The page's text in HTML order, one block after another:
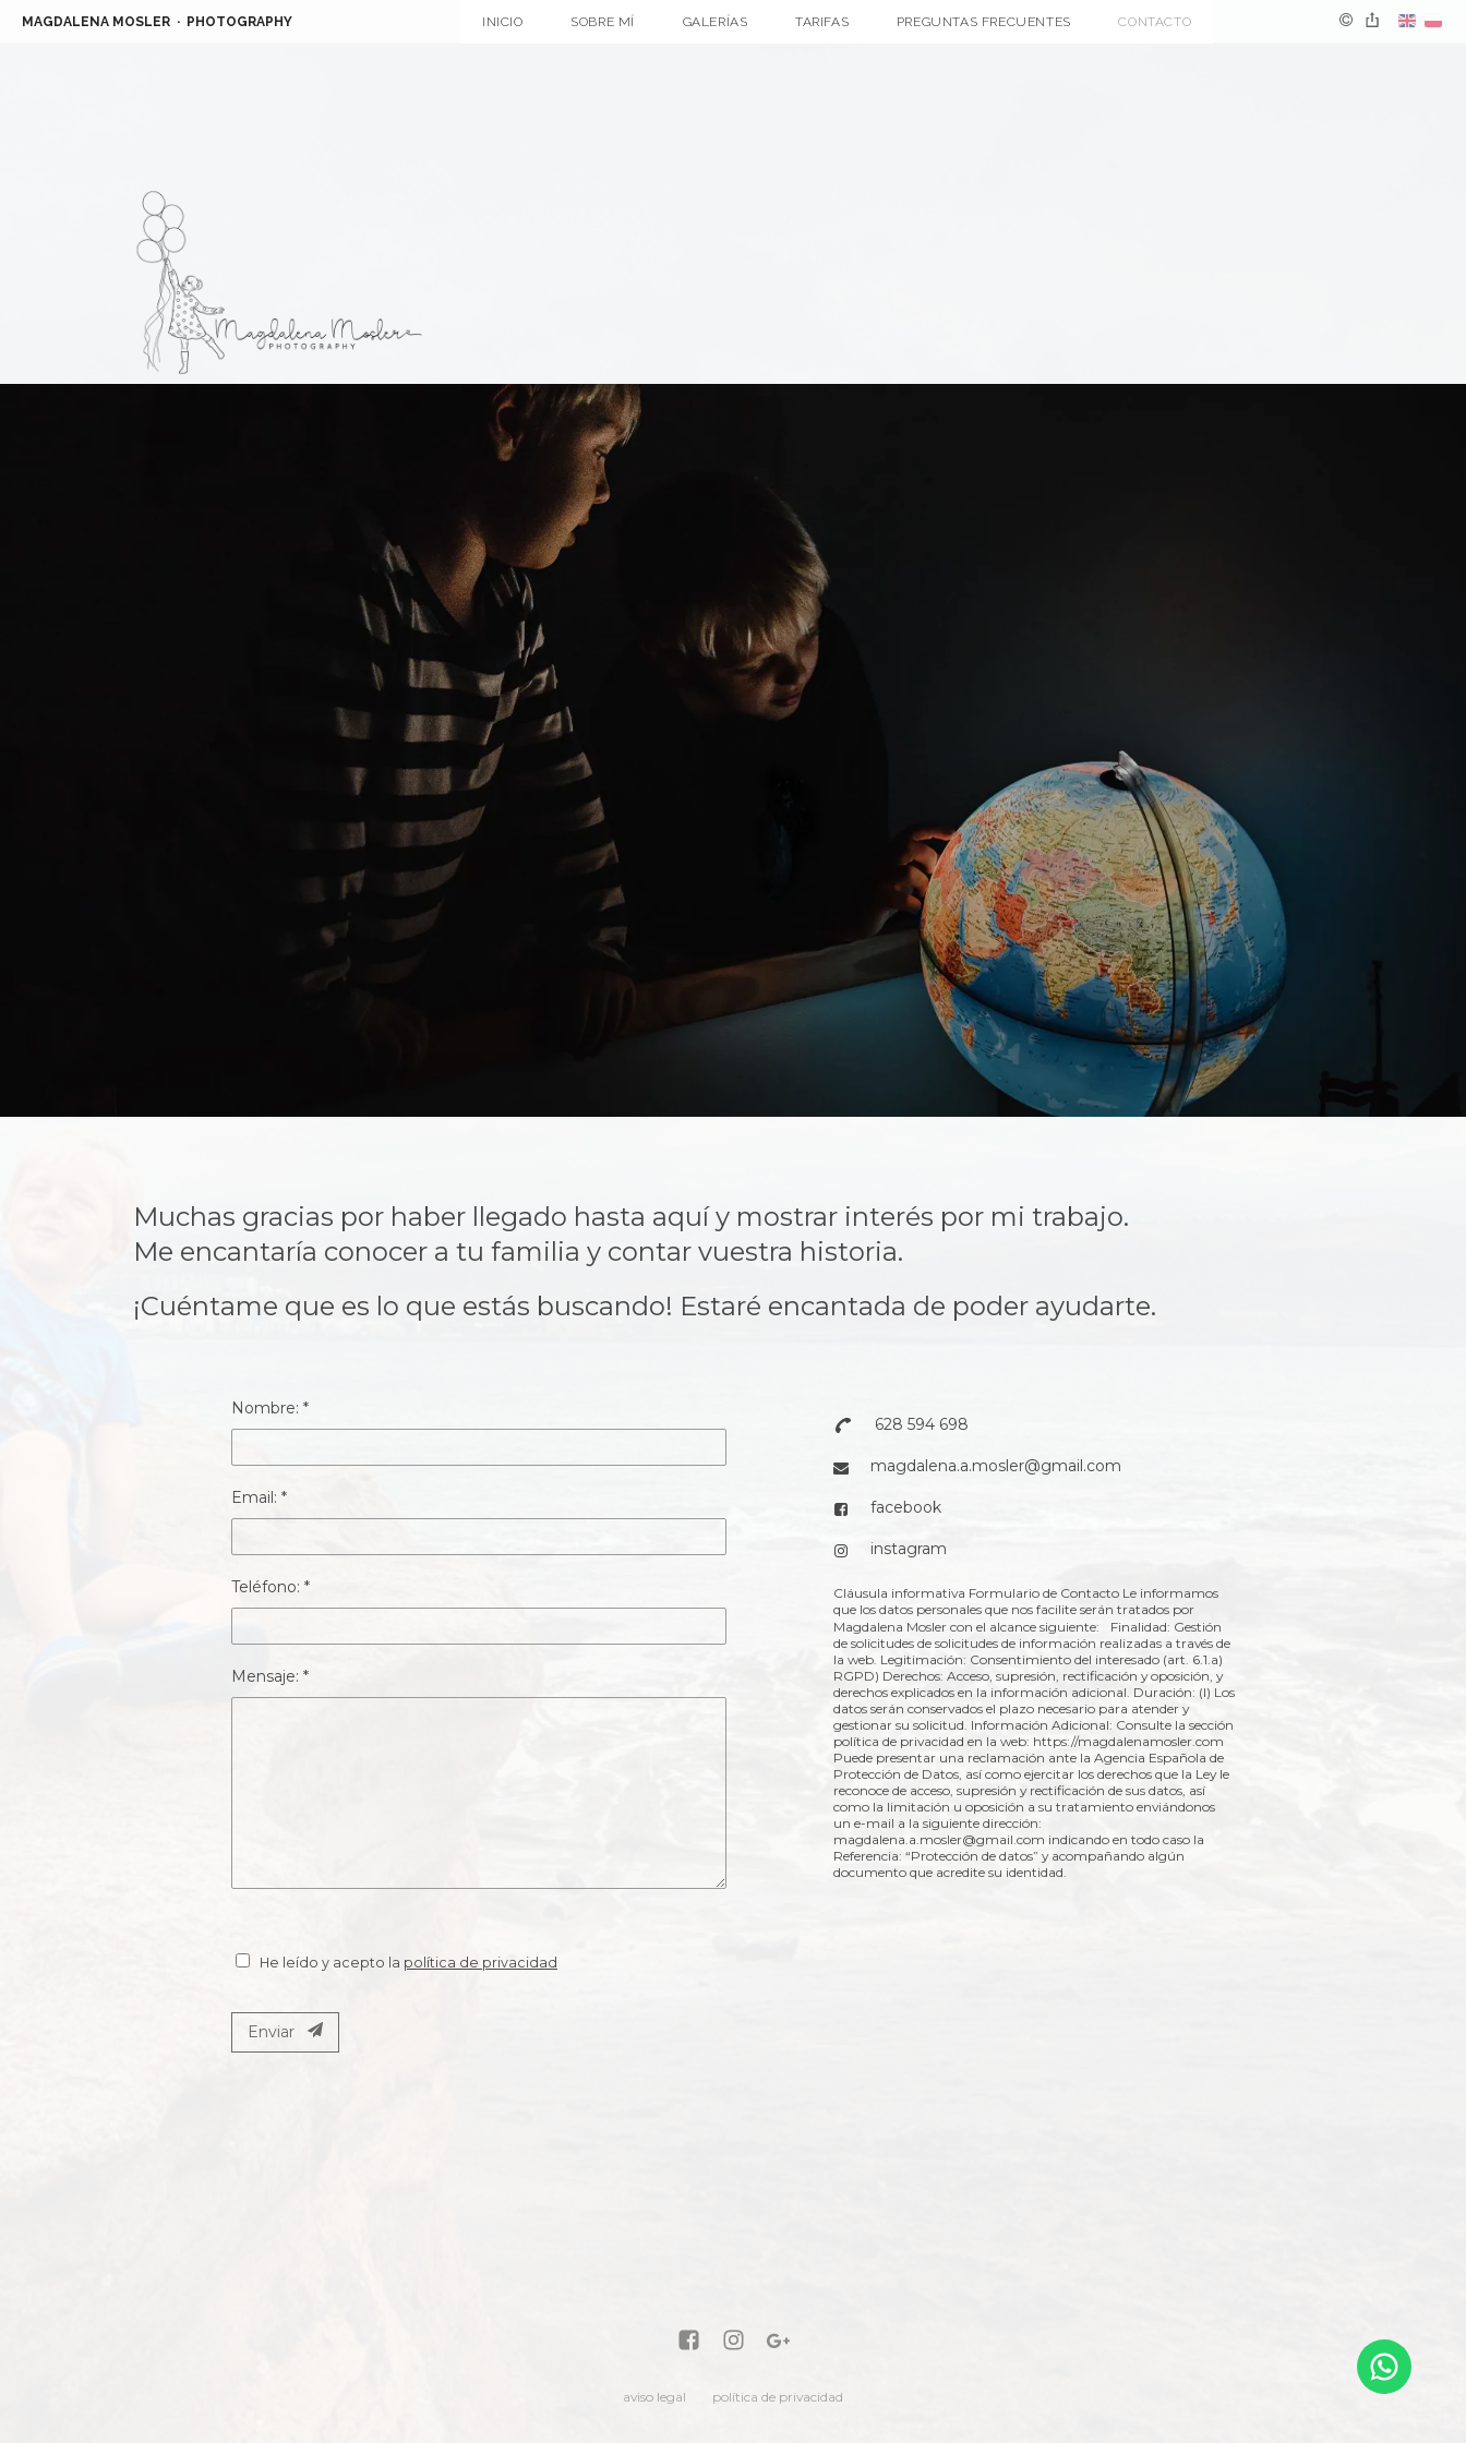
MAGDALENA MOSLER PHOTOGRAPHY INICIO SOBRE MÍ GALERÍAS TARIFAS PREGUNTAS FRECUENTES CONTACTO
Muchas gracias por haber llegado hasta aquí y mostrar interés por mi trabajo.
Me encantaría conocer a tu familia y contar vuestra historia.
¡Cuéntame que es lo que estás buscando! Estaré encantada de poder ayudarte.
Nombre: *
Email: *
Teléfono: *
Mensaje: *
He leído y acepto la política de privacidad
Enviar
628 594 698
magdalena.a.mosler@gmail.com
facebook
instagram
Cláusula informativa Formulario de Contacto Le informamos
que los datos personales que nos facilite serán tratados por
Magdalena Mosler con el alcance siguiente: Finalidad: Gestión
de solicitudes de solicitudes de información realizadas a través de
la web. Legitimación: Consentimiento del interesado (art. 6.1.a)
RGPD) Derechos: Acceso, supresión, rectificación y oposición, y
derechos explicados en la información adicional. Duración: (I) Los
datos serán conservados el plazo necesario para atender y
gestionar su solicitud. Información Adicional: Consulte la sección
política de privacidad en la web: https://magdalenamosler.com
Puede presentar una reclamación ante la Agencia Española de
Protección de Datos, así como ejercitar los derechos que la Ley le
reconoce de acceso, supresión y rectificación de sus datos, así
como la limitación u oposición a su tratamiento enviándonos
un e-mail a la siguiente dirección:
magdalena.a.mosler@gmail.com indicando en todo caso la
Referencia: “Protección de datos” y acompañando algún
documento que acredite su identidad.
aviso legal política de privacidad